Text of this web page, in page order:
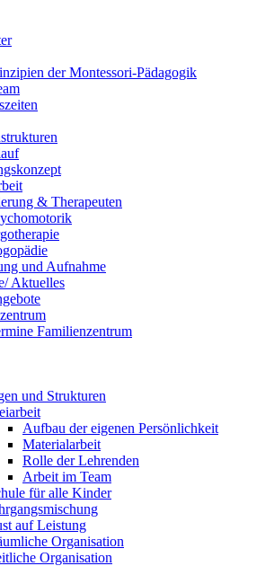
der Montessori-Pädagogik
& Therapeuten
und Aufnahme
Aktuelles
Familienzentrum
und Strukturen
Aufbau der eigenen Persönlichkeit
Materialarbeit
Rolle der Lehrenden
Arbeit im Team
für alle Kinder
auf Leistung
Organisation
Organisation